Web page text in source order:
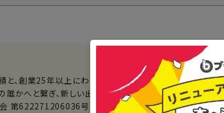
、創業25年以上にわたる信頼で選ばれ続けている買取・
かへと繋ぎ、新しい出会いを生み出している会社です。
第622271206036号